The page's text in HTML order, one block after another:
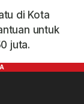
di Kota
untuk
juta.